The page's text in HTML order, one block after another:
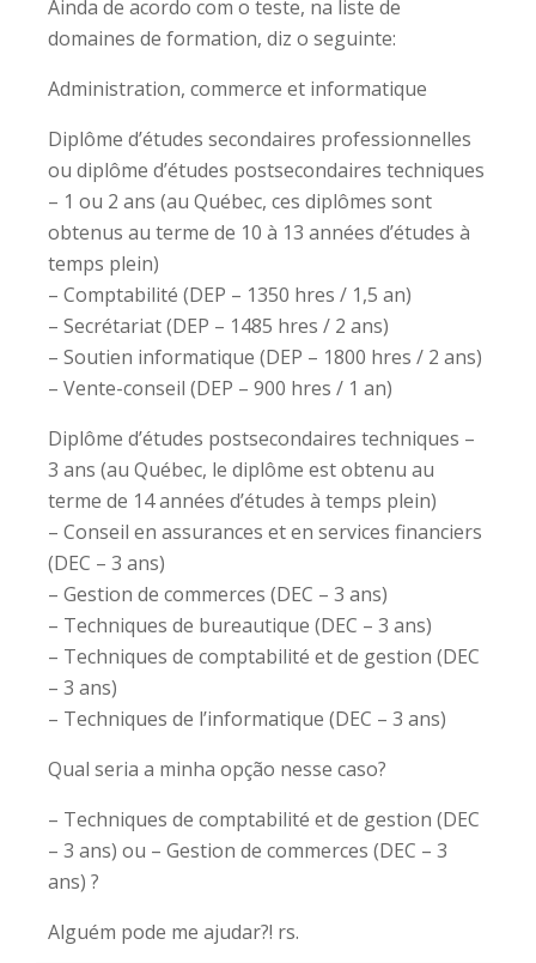
Ainda de acordo com o teste, na liste de
domaines de formation, diz o seguinte:
Administration, commerce et informatique
Diplôme d’études secondaires professionnelles
ou diplôme d’études postsecondaires techniques
– 1 ou 2 ans (au Québec, ces diplômes sont
obtenus au terme de 10 à 13 années d’études à
temps plein)
– Comptabilité (DEP – 1350 hres / 1,5 an)
– Secrétariat (DEP – 1485 hres / 2 ans)
– Soutien informatique (DEP – 1800 hres / 2 ans)
– Vente-conseil (DEP – 900 hres / 1 an)
Diplôme d’études postsecondaires techniques –
3 ans (au Québec, le diplôme est obtenu au
terme de 14 années d’études à temps plein)
– Conseil en assurances et en services financiers
(DEC – 3 ans)
– Gestion de commerces (DEC – 3 ans)
– Techniques de bureautique (DEC – 3 ans)
– Techniques de comptabilité et de gestion (DEC
– 3 ans)
– Techniques de l’informatique (DEC – 3 ans)
Qual seria a minha opção nesse caso?
– Techniques de comptabilité et de gestion (DEC
– 3 ans) ou – Gestion de commerces (DEC – 3
ans) ?
Alguém pode me ajudar?! rs.